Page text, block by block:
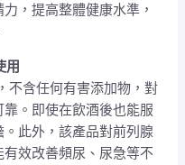
，提高整體健康水準，
用
不含任何有害添加物，對
。即使在飲酒後也能服
此外，該產品對前列腺
效改善頻尿、尿急等不